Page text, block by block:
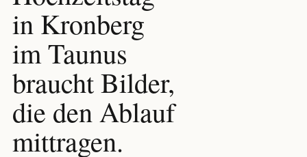
in Kronberg
im Taunus
braucht Bilder,
die den Ablauf
mittragen.